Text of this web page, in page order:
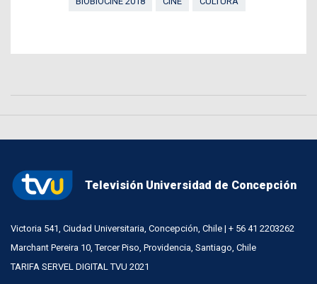
Televisión Universidad de Concepción
Victoria 541, Ciudad Universitaria, Concepción, Chile | + 56 41 2203262
Marchant Pereira 10, Tercer Piso, Providencia, Santiago, Chile
TARIFA SERVEL DIGITAL TVU 2021